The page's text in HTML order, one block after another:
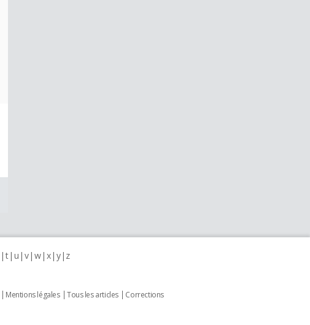
t u v w x y z
Mentions légales Tous les articles
Corrections